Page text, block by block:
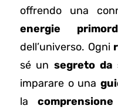
offrendo una
energie
dell’universo. Ogni
sé un segreto da
imparare o una
la comprensione